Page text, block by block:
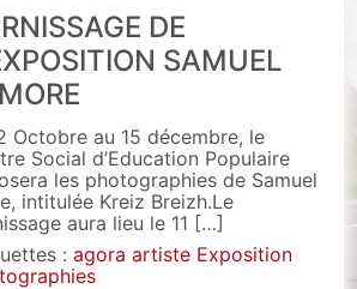
DE
SAMUEL
Octobre au 15 décembre, le
Social d’Education Populaire
les photographies de Samuel
intitulée Kreiz Breizh.Le
aura lieu le 11 […]
: agora artiste Exposition